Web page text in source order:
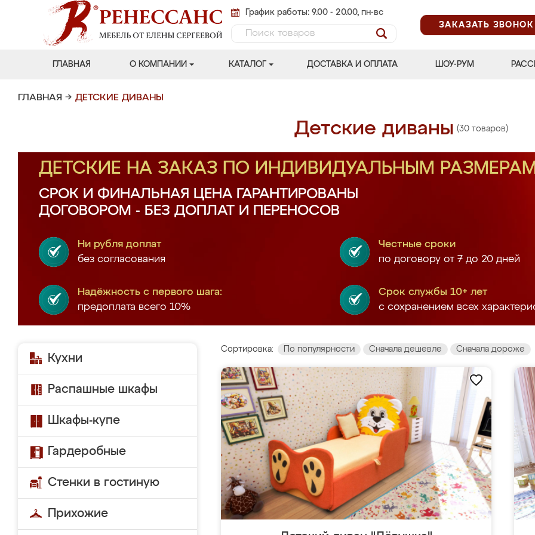
График работы: 9.00 - 20.00, пн-вс
ЗАКАЗАТЬ ЗВОНОК
ГЛАВНАЯ О КОМПАНИИ КАТАЛОГ ДОСТАВКА И ОПЛАТА ШОУ-РУМ
ГЛАВНАЯ → ДЕТСКИЕ ДИВАНЫ
Детские диваны (30 товаров)
ДЕТСКИЕ НА ЗАКАЗ ПО ИНДИВИДУАЛЬНЫМ
СРОК И ФИНАЛЬНАЯ ЦЕНА ГАРАНТИРОВАНЫ
ДОГОВОРОМ - БЕЗ ДОПЛАТ И ПЕРЕНОСОВ
Ни рубля доплат
без согласования
Честные сроки
по договору от 7 до 20 дней
Надёжность с первого шага:
предоплата всего 10%
Срок службы 10+ лет
с сохранением всех
Кухни
Распашные шкафы
Шкафы-купе
Гардеробные
Стенки в гостиную
Прихожие
Сортировка: По популярности Сначала дешевле Сначала дороже